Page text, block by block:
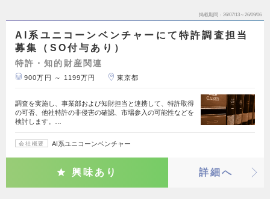
掲載期間 26/07/13～26/09/06
AI系ユニコーンベンチャーにて特許調査担当
募集（SO付与あり）
特許・知的財産関連
900万円 ～ 1199万円 東京都
調査を実施し、事業部および知財担当と連携して、特許取得
の可否、他社特許の非侵害の確認、市場参入の可能性などを
検討します。…
会社概要 AI系ユニコーンベンチャー
興味あり 詳細へ